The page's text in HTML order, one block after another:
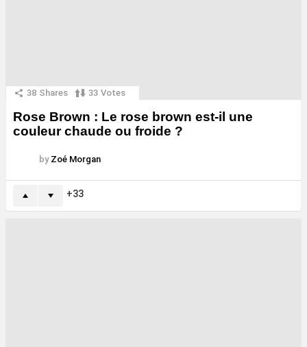
38 Shares 33 Votes
Rose Brown : Le rose brown est-il une
couleur chaude ou froide ?
by Zoé Morgan
33